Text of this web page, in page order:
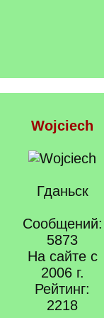
Wojciech
Гданьск
Сообщений:
5873
На сайте с
2006 г.
Рейтинг:
2218